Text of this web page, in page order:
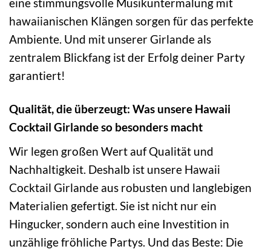
hawaiianischen Klängen sorgen für das perfekte
Ambiente. Und mit unserer Girlande als
zentralem Blickfang ist der Erfolg deiner Party
garantiert!
Qualität, die überzeugt: Was unsere Hawaii
Cocktail Girlande so besonders macht
Wir legen großen Wert auf Qualität und
Nachhaltigkeit. Deshalb ist unsere Hawaii
Cocktail Girlande aus robusten und langlebigen
Materialien gefertigt. Sie ist nicht nur ein
Hingucker, sondern auch eine Investition in
unzählige fröhliche Partys. Und das Beste: Die